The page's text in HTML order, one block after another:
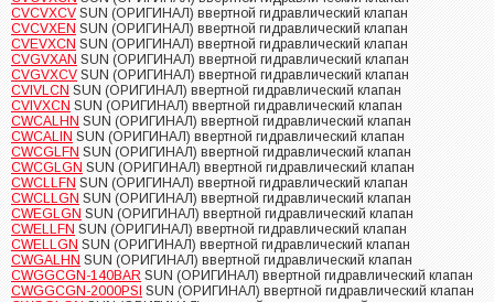
CVCVXCV SUN (ОРИГИНАЛ) ввертной гидравлический клапан
CVCVXEN SUN (ОРИГИНАЛ) ввертной гидравлический клапан
CVEVXCN SUN (ОРИГИНАЛ) ввертной гидравлический клапан
CVGVXAN SUN (ОРИГИНАЛ) ввертной гидравлический клапан
CVGVXCV SUN (ОРИГИНАЛ) ввертной гидравлический клапан
CVIVLCN SUN (ОРИГИНАЛ) ввертной гидравлический клапан
CVIVXCN SUN (ОРИГИНАЛ) ввертной гидравлический клапан
CWCALHN SUN (ОРИГИНАЛ) ввертной гидравлический клапан
CWCALIN SUN (ОРИГИНАЛ) ввертной гидравлический клапан
CWCGLFN SUN (ОРИГИНАЛ) ввертной гидравлический клапан
CWCGLGN SUN (ОРИГИНАЛ) ввертной гидравлический клапан
CWCLLFN SUN (ОРИГИНАЛ) ввертной гидравлический клапан
CWCLLGN SUN (ОРИГИНАЛ) ввертной гидравлический клапан
CWEGLGN SUN (ОРИГИНАЛ) ввертной гидравлический клапан
CWELLFN SUN (ОРИГИНАЛ) ввертной гидравлический клапан
CWELLGN SUN (ОРИГИНАЛ) ввертной гидравлический клапан
CWGALHN SUN (ОРИГИНАЛ) ввертной гидравлический клапан
CWGGCGN-140BAR SUN (ОРИГИНАЛ) ввертной гидравлический клапан
CWGGCGN-2000PSI SUN (ОРИГИНАЛ) ввертной гидравлический клапан